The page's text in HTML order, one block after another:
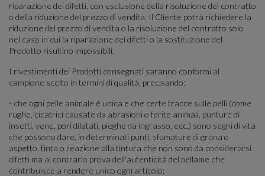
riparazione dei difetti, con esclusione della risoluzione del contratto
o della riduzione del prezzo di vendita. Il Cliente potrà richiedere la
riduzione del prezzo di vendita o la risoluzione del contratto solo
nel caso in cui la riparazione dei difetti o la sostituzione del
Prodotto risultino impossibili.
I rivestimenti dei Prodotti consegnati saranno conformi al
campione scelto in termini di qualità, precisando:
- che ogni pelle animale è unica e che certe tracce sulle pelli (come
rughe, cicatrici causate da abrasioni o ferite animali, punture di
insetti, vene, pori dilatati, pieghe da ingrasso, ecc.) sono segni di vita
che possono dare, in determinati punti, sfumature di grana o
aspetto, tinta o reazione alla tintura che non sono da considerarsi
difetti ma al contrario prova dell'autenticità del pellame che
contribuisce a rendere unico ogni articolo;